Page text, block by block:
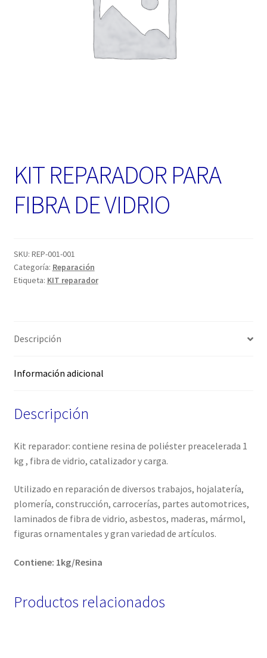
KIT REPARADOR PARA
FIBRA DE VIDRIO
SKU: REP-001-001
Categoría: Reparación
Etiqueta: KIT reparador
Descripción
Información adicional
Descripción
Kit reparador: contiene resina de poliéster preacelerada 1
kg , fibra de vidrio, catalizador y carga.
Utilizado en reparación de diversos trabajos, hojalatería,
plomería, construcción, carrocerías, partes automotrices,
laminados de fibra de vidrio, asbestos, maderas, mármol,
figuras ornamentales y gran variedad de artículos.
Contiene: 1kg/Resina
Productos relacionados